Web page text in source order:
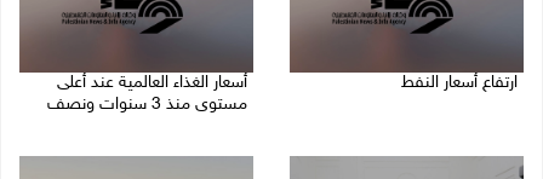
ارتفاع أسعار النفط
أسعار الغذاء العالمية عند أعلى
مستوى منذ 3 سنوات ونصف